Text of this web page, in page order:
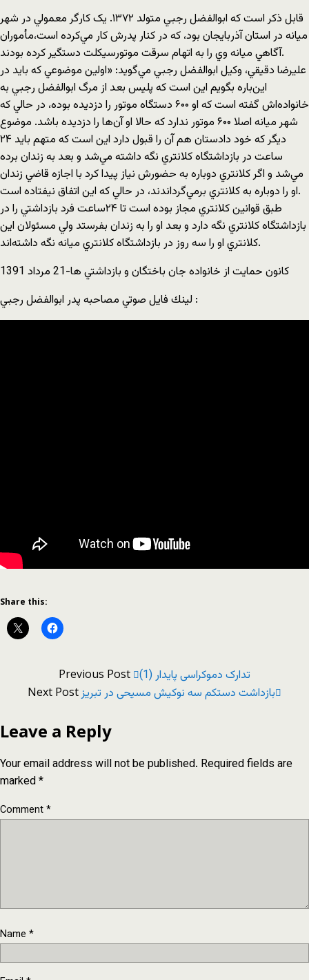
قابل ذكر است كه ابوالفضل رجبي متولد ۱۳۷۲. يک کارگر معمولي در شهر
ميانه در استان آذربايجان بود، که در کنار پدرش کار مي‌کرده است،مأموران
آگاهي ميانه وي را به اتهام سرقت موتورسيكلت دستگير كرده بودند.
عليرضا دقيقي، وكيل ابوالفضل رجبي مي‌گويد: «اولين موضوعي که بايد در
اين‌باره بگويم اين است که پليس بعد از مرگ ابوالفضل رجبي به
خانواده‌اش گفته است که او ۶۰۰ دستگاه موتور را دزديده بوده، در حالي که
شهر ميانه اصلا ۶۰۰ موتور ندارد که حالا او آن‌ها را دزديده باشد. موضوع
ديگر که خود دادستان هم آن را قبول دارد اين است که متهم بايد ۲۴
ساعت در بازداشتگاه کلانتري نگه داشته مي‌شد و بعد به زندان برده
مي‌شد و اگر کلانتري دوباره به حضورش نياز پيدا کرد با اجازه قاضي زندان
او را دوباره به کلانتري برمي‌گرداندند، در حالي که اين اتفاق نيفتاده است.
طبق قوانين کلانتري مجاز بوده است تا ۲۴‌ساعت فرد بازداشتي را در
بازداشتگاه کلانتري نگه دارد و بعد او را به زندان بفرستد ولي مسئولان اين
کلانتري او را سه روز در بازداشتگاه کلانتري ميانه نگه داشته‌اند.
كانون حمايت از خانواده جان باختگان و بازداشتي ها-21 مرداد 1391
لينك فايل صوتي مصاحبه پدر ابوالفضل رجبي :
Share this:
Previous Post تدارک دموکراسی پایدار (1)
Next Postبازداشت دستکم سه نوکیش مسیحی در تبریز
Leave a Reply
Your email address will not be published. Required fields are
marked*
Comment*
Name *